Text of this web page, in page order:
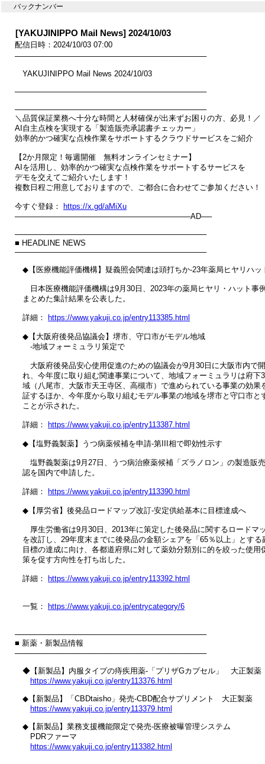
バックナンバー
[YAKUJINIPPO Mail News] 2024/10/03
配信日時：2024/10/03 07:00
────────────────────────────────────
YAKUJINIPPO Mail News 2024/10/03
────────────────────────────────────
────────────────────────────────────
＼品質保証業務へ十分な時間と人材確保が出来ずお困りの方、必見！／
AI自主点検を実現する「製造販売承認書チェッカー」
効率的かつ確実な点検作業をサポートするクラウドサービスをご紹介
【2か月限定！毎週開催　無料オンラインセミナー】
AIを活用し、効率的かつ確実な点検作業をサポートするサービスを
デモを交えてご紹介いたします！
複数日程ご用意しておりますので、ご都合に合わせてご参加ください！
今すぐ登録：
https://x.gd/aMiXu
─────────────────────────────────AD──
────────────────────────────────────
■ HEADLINE NEWS
────────────────────────────────────
◆【医療機能評価機構】疑義照会関連は頭打ちか‐23年薬局ヒヤリハッ
日本医療機能評価機構は9月30日、2023年の薬局ヒヤリ・ハット事
まとめた集計結果を公表した。
詳細： https://www.yakuji.co.jp/entry113385.html
◆【大阪府後発品協議会】堺市、守口市がモデル地域
‐地域フォーミュラリ策定で
大阪府後発品安心使用促進のための協議会が9月30日に大阪市内で
れ、今年度に取り組む関連事業について、地域フォーミュラリは府下
域（八尾市、大阪市天王寺区、高槻市）で進められている事業の効果
証するほか、今年度から取り組むモデル事業の地域を堺市と守口市と
ことが示された。
詳細： https://www.yakuji.co.jp/entry113387.html
◆【塩野義製薬】うつ病薬候補を申請‐第III相で即効性示す
塩野義製薬は9月27日、うつ病治療薬候補「ズラノロン」の製造販
認を国内で申請した。
詳細： https://www.yakuji.co.jp/entry113390.html
◆【厚労省】後発品ロードマップ改訂‐安定供給基本に目標達成へ
厚生労働省は9月30日、2013年に策定した後発品に関するロードマ
を改訂し、29年度末までに後発品の金額シェアを「65％以上」とする
目標の達成に向け、各都道府県に対して薬効分類別に的を絞った使用
策を促す方向性を打ち出した。
詳細： https://www.yakuji.co.jp/entry113392.html
一覧： https://www.yakuji.co.jp/entrycategory/6
────────────────────────────────────
■ 新薬・新製品情報
────────────────────────────────────
◆【新製品】内服タイプの痔疾用薬‐「プリザGカプセル」　大正製薬
https://www.yakuji.co.jp/entry113376.html
◆【新製品】「CBDtaisho」発売‐CBD配合サプリメント　大正製薬
https://www.yakuji.co.jp/entry113379.html
◆【新製品】業務支援機能限定で発売‐医療被曝管理システム
PDRファーマ
https://www.yakuji.co.jp/entry113382.html